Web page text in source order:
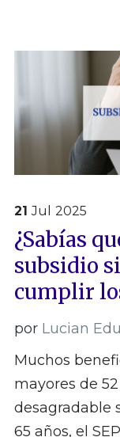
21 Jul 2025
¿Sabías
subsidio
cumplir
por Lucian
Muchos
mayores de
desagradable
65 años, el